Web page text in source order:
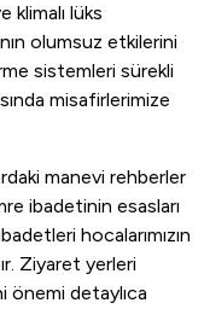
klimalı lüks
olumsuz etkilerini
sistemleri sürekli
misafirlerimize
manevi rehberler
ibadetinin esasları
hocalarımızın
Ziyaret yerleri
önemi detaylıca